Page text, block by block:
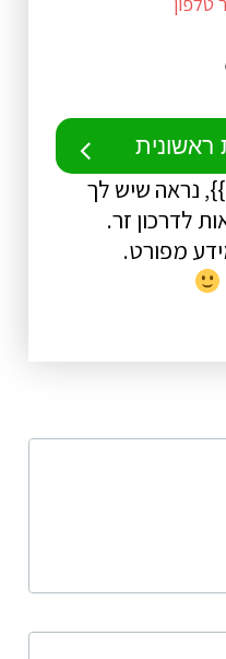
ראשונית
{{name.split(' ')[0]}}, נראה שיש לך
לדרכון זר.
מפורט.